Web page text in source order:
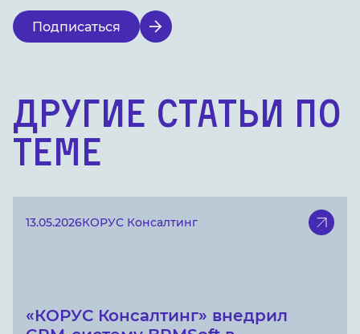
Подписаться
Другие статьи по
теме
13.05.2026КОРУС Консалтинг
«КОРУС Консалтинг» внедрил